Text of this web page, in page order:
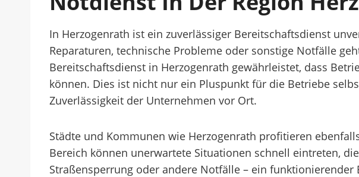
In Herzogenrath ist ein zuverlässiger Bereitschaftsdienst
Reparaturen, technische Probleme oder sonstige Notfälle
Bereitschaftsdienst in Herzogenrath gewährleistet, dass
können. Dies ist nicht nur ein Pluspunkt für die Betriebe
Zuverlässigkeit der Unternehmen vor Ort.
Städte und Kommunen wie Herzogenrath profitieren
Bereich können unerwartete Situationen schnell eintreten,
Straßensperrung oder andere Notfälle – ein